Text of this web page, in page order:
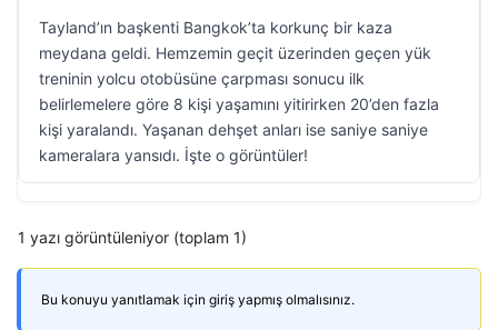
Tayland’ın başkenti Bangkok’ta korkunç bir kaza
meydana geldi. Hemzemin geçit üzerinden geçen yük
treninin yolcu otobüsüne çarpması sonucu ilk
belirlemelere göre 8 kişi yaşamını yitirirken 20’den fazla
kişi yaralandı. Yaşanan dehşet anları ise saniye saniye
kameralara yansıdı. İşte o görüntüler!
1 yazı görüntüleniyor (toplam 1)
Bu konuyu yanıtlamak için giriş yapmış olmalısınız.